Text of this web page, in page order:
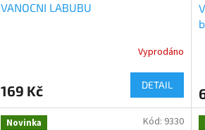
VANOCNI LABUBU
Vyprodáno
169 Kč DETAIL
Novinka
Kód: 9330